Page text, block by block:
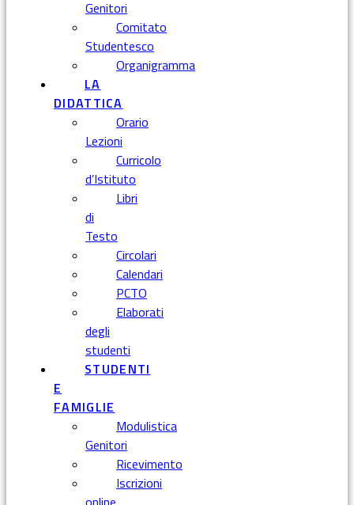
Genitori
Comitato
Studentesco
Organigramma
LA
DIDATTICA
Orario
Lezioni
Curricolo
d’Istituto
Libri
di
Testo
Circolari
Calendari
PCTO
Elaborati
degli
studenti
STUDENTI
E
FAMIGLIE
Modulistica
Genitori
Ricevimento
Iscrizioni